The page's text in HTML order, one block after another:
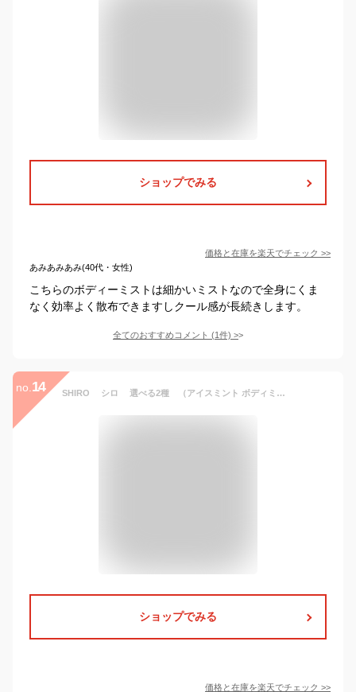
ショップでみる
価格と在庫を楽天でチェック >>
あみあみあみ(40代・女性)
こちらのボディーミストは細かいミストなので全身にくま
なく効率よく散布できますしクール感が長続きします。
全てのおすすめコメント (1件) >
no. 14 SHIRO シロ 選べる2種 （アイスミント ボディミスト エクストラクール・アイスミントボディミスト） 夏新商品 【送料無料】【ネコポス便】 猛暑撃退 暑さ対策
ショップでみる
価格と在庫を楽天でチェック >>